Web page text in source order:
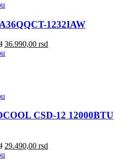
1232IAW
36.990,00 rsd
CSD-12 12000BTU
29.490,00 rsd